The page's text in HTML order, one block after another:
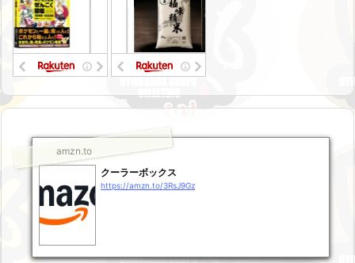
amzn.to
クーラーボックス
https://amzn.to/3RsJ9Gz